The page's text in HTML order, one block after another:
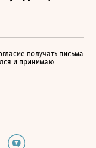
получать письма
и принимаю